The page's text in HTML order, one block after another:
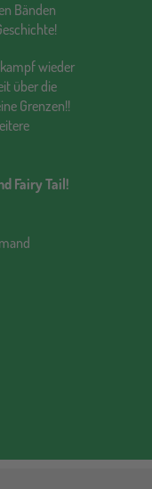
Bänden
wieder
über die
Grenzen!!
Fairy Tail!